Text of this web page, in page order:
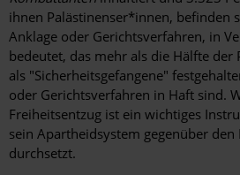
ihnen Palästinenser*innen, befinden
Anklage oder Gerichtsverfahren, in
bedeutet, das mehr als die Hälfte
als "Sicherheitsgefangene"
oder Gerichtsverfahren in Haft sind.
Freiheitsentzug ist ein wichtiges
sein Apartheidsystem gegenüber
durchsetzt.